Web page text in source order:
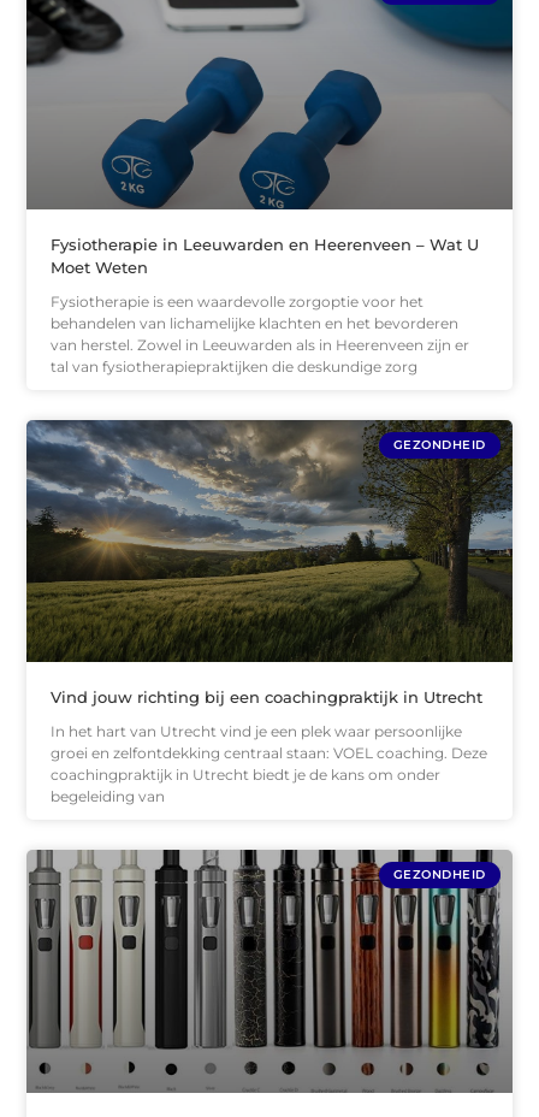
Fysiotherapie in Leeuwarden en Heerenveen – Wat U
Moet Weten
Fysiotherapie is een waardevolle zorgoptie voor het
behandelen van lichamelijke klachten en het bevorderen
van herstel. Zowel in Leeuwarden als in Heerenveen zijn er
tal van fysiotherapiepraktijken die deskundige zorg
GEZONDHEID
Vind jouw richting bij een coachingpraktijk in Utrecht
In het hart van Utrecht vind je een plek waar persoonlijke
groei en zelfontdekking centraal staan: VOEL coaching. Deze
coachingpraktijk in Utrecht biedt je de kans om onder
begeleiding van
GEZONDHEID